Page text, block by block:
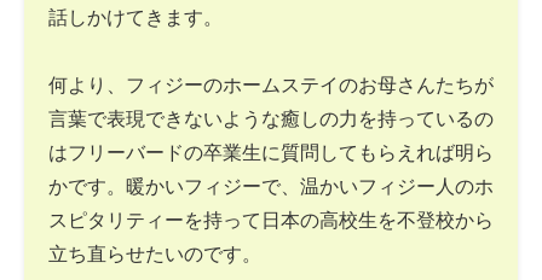
話しかけてきます。
何より、フィジーのホームステイのお母さんたちが
言葉で表現できないような癒しの力を持っているの
はフリーバードの卒業生に質問してもらえれば明ら
かです。暖かいフィジーで、温かいフィジー人のホ
スピタリティーを持って日本の高校生を不登校から
立ち直らせたいのです。